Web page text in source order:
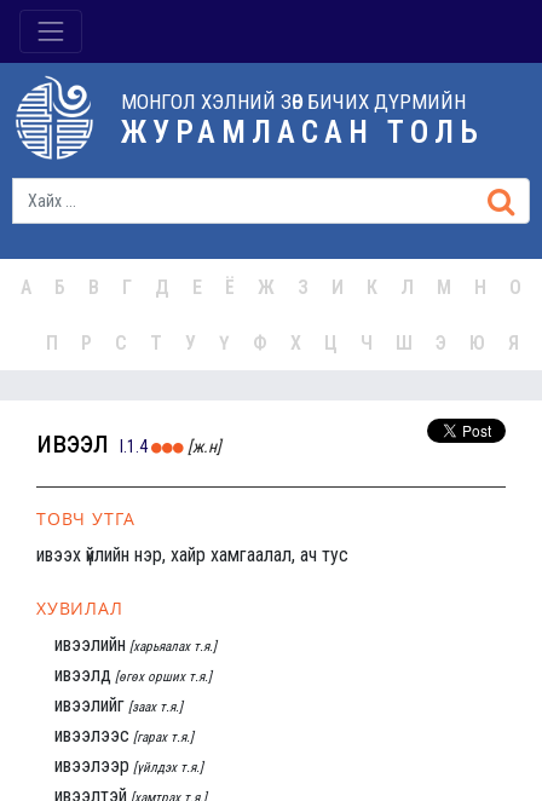
МОНГОЛ ХЭЛНИЙ ЗӨВ БИЧИХ ДҮРМИЙН
ЖУРАМЛАСАН ТОЛЬ
А Б В Г Д Е Ё Ж З И К Л М Н О
П Р С Т У Ү Ф Х Ц Ч Ш Э Ю Я
ивээл I.1.4 [ж.н]
ТОВЧ УТГА
ивээх үйлийн нэр, хайр хамгаалал, ач тус
ХУВИЛАЛ
ивээлийн [харьяалах т.я.]
ивээлд [өгөх орших т.я.]
ивээлийг [заах т.я.]
ивээлээс [гарах т.я.]
ивээлээр [үйлдэх т.я.]
ивээлтэй